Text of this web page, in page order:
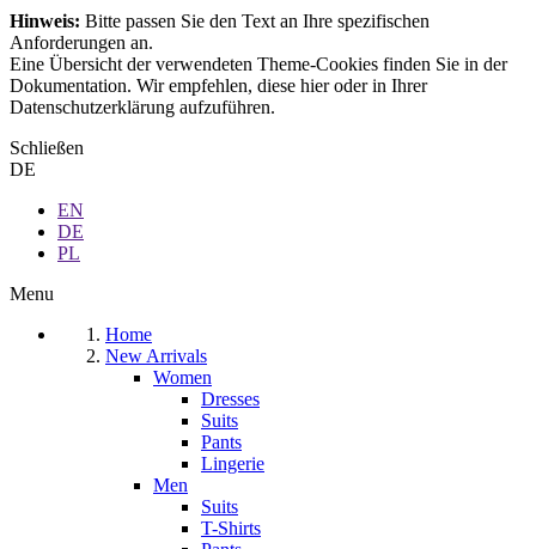
Hinweis: Bitte passen Sie den Text an Ihre spezifischen
Anforderungen an.
Eine Übersicht der verwendeten Theme-Cookies finden Sie in der
Dokumentation. Wir empfehlen, diese hier oder in Ihrer
Datenschutzerklärung aufzuführen.
Schließen
DE
EN
DE
PL
Menu
Home
New Arrivals
Women
Dresses
Suits
Pants
Lingerie
Men
Suits
T-Shirts